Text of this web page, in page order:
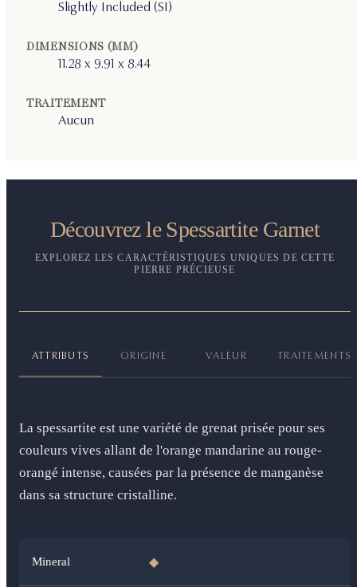
Slightly Included (SI)
DIMENSIONS (MM)
11.28 x 9.91 x 8.44
TRAITEMENT
Aucun
Découvrez le Spessartite Garnet
EXPLOREZ LES CARACTÉRISTIQUES UNIQUES DE CETTE
PIERRE PRÉCIEUSE
ATTRIBUTS ORIGINE VALEUR TRAITEMENTS
La spessartite est une variété de grenat prisée pour ses
couleurs vives allant de l'orange mandarine au rouge-
orangé intense, causées par la présence de manganèse
dans sa structure cristalline.
Mineral ◆